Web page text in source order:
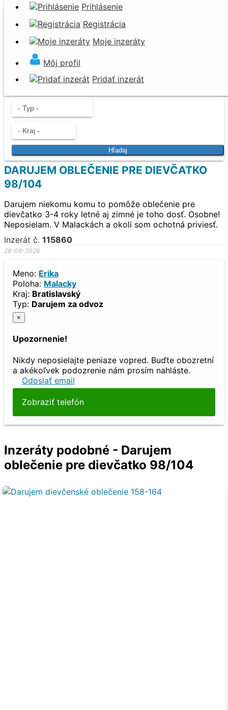
Prihlásenie
Registrácia
Moje inzeráty
Môj profil
Pridať inzerát
Darujem za odvoz
Nevyhadzujte. Darujte!
Hľadaj
DARUJEM OBLEČENIE PRE DIEVČATKO
98/104
Darujem niekomu komu to pomôže oblečenie pre
dievčatko 3-4 roky letné aj zimné je toho dosť. Osobne!
Neposielam. V Malackách a okoli som ochotná priviesť.
Inzerát č. 115860
28-06-2026
Meno: Erika
Poloha: Malacky
Kraj: Bratislavský
Typ: Darujem za odvoz
×
Upozornenie!
Nikdy neposielajte peniaze vopred. Buďte obozretní
a akékoľvek podozrenie nám prosím nahláste.
Odoslať email
Zobraziť telefón
Inzeráty podobné - Darujem
oblečenie pre dievčatko 98/104